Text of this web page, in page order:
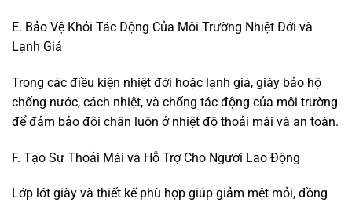
E. Bảo Vệ Khỏi Tác Động Của Môi Trường Nhiệt Đới và
Lạnh Giá
Trong các điều kiện nhiệt đới hoặc lạnh giá, giày bảo hộ
chống nước, cách nhiệt, và chống tác động của môi trường
để đảm bảo đôi chân luôn ở nhiệt độ thoải mái và an toàn.
F. Tạo Sự Thoải Mái và Hỗ Trợ Cho Người Lao Động
Lớp lót giày và thiết kế phù hợp giúp giảm mệt mỏi, đồng